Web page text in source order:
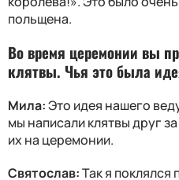
польщена.
Во время церемонии вы
клятвы. Чья это была
Мила:Это идея нашего
мы написали клятвы друг
их на церемонии.
Святослав:Так я поклялся